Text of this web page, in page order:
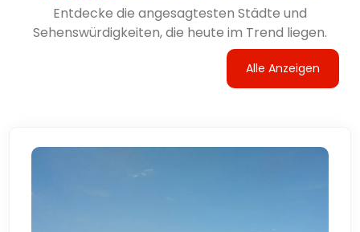
Entdecke die angesagtesten Städte und
Sehenswürdigkeiten, die heute im Trend liegen.
Alle Anzeigen